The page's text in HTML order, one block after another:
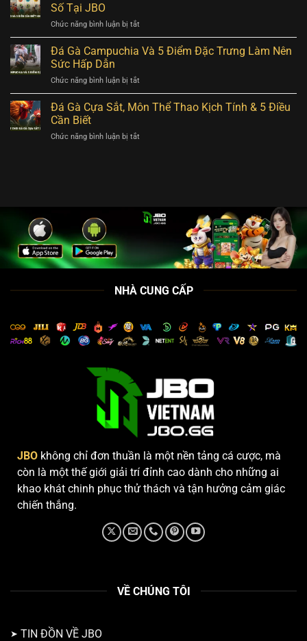
Cực
Dễ
Cho
Những
Bí
Quyết
Lệ
Trúng
100%
Số Tại JBO
Chức năng bình luận bị tắt
Xổ
Số
5
Điều
Cần
Tham
Đá Gà Campuchia Và 5 Điểm Đặc Trưng Làm Nên
Sức Hấp Dẫn
Chức năng bình luận bị tắt
Đá
Gà
5
Hấp
Đá Gà Cựa Sắt, Môn Thể Thao Kịch Tính & 5 Điều
Cần Biết
Chức năng bình luận bị tắt
Thao
Cần
NHÀ CUNG CẤP
JBO không chỉ đơn thuần là một nền tảng cá cược, mà
còn là một thế giới giải trí đỉnh cao dành cho những ai
khao khát chinh phục thử thách và tận hưởng cảm giác
chiến thắng.
VỀ CHÚNG TÔI
TIN ĐỒN VỀ JBO